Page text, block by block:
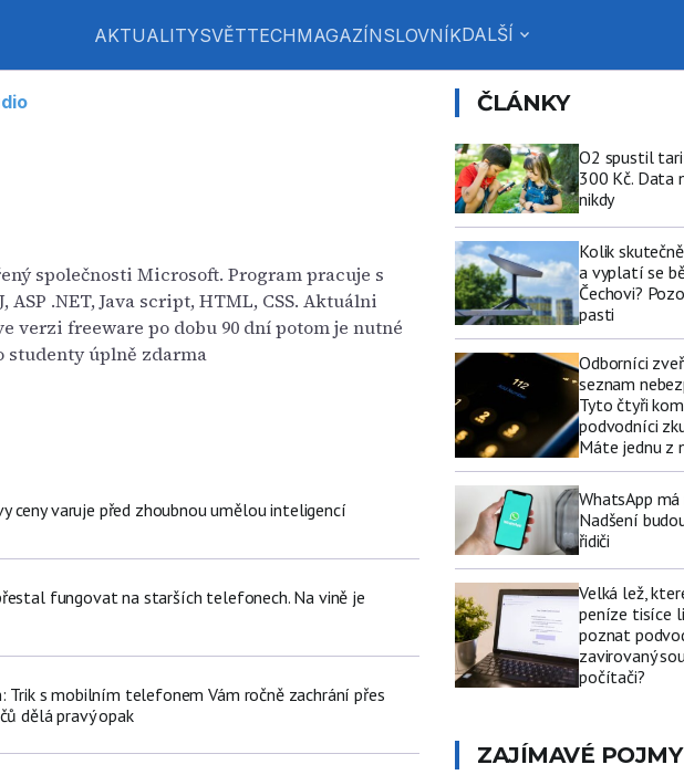
AKTUALITYSVĚTTECHMAGAZÍNSLOVNÍKDALŠÍ expand_more
společnosti Microsoft. Program pracuje s
ASP .NET, Java script, HTML, CSS. Aktuálni
verzi freeware po dobu 90 dní potom je nutné
úplně zdarma
ceny varuje před zhoubnou umělou inteligencí
fungovat na starších telefonech. Na vině je
Trik s mobilním telefonem Vám ročně zachrání přes
dělá pravý opak
ČLÁNKY
O2 spustil
300 Kč. Data
nikdy
Kolik
a vyplatí se
Čechovi?
pasti
Odborníci
seznam
Tyto čtyři
podvodníci
Máte jednu z
WhatsApp
Nadšení
řidiči
Velká lež,
peníze tisíce
poznat
zavirovaný
počítači?
ZAJÍMAVÉ POJMY